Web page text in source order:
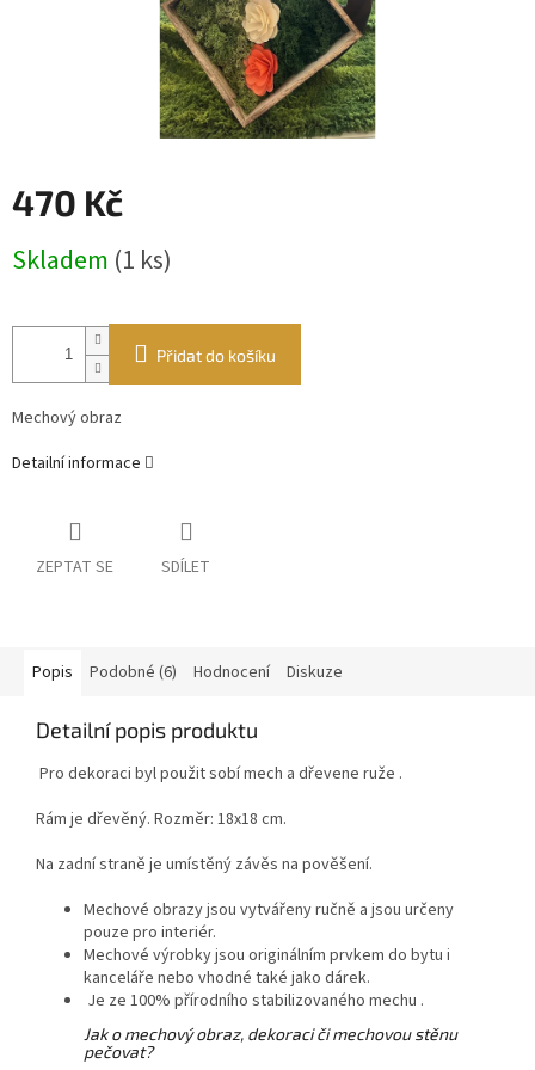
470 Kč
cena:
Skladem (1 ks)
Přidat do košíku
Mechový obraz
Detailní informace
ZEPTAT SE SDÍLET
Popis Podobné (6) Hodnocení Diskuze
Detailní popis produktu
Pro dekoraci byl použit sobí mech a dřevene ruže .
Rám je dřevěný. Rozměr: 18x18 cm.
Na zadní straně je umístěný závěs na pověšení.
Mechové obrazy jsou vytvářeny ručně a jsou určeny
pouze pro interiér.
Mechové výrobky jsou originálním prvkem do bytu i
kanceláře nebo vhodné také jako dárek.
Je ze 100% přírodního stabilizovaného mechu .
Jak o mechový obraz, dekoraci či mechovou stěnu
pečovat?